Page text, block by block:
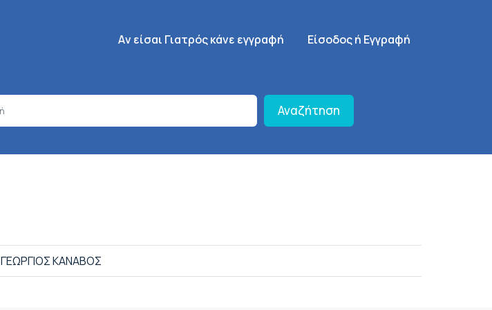
Κεντρική πλοήγηση
Aν είσαι Γιατρός κάνε εγγραφή SignUp Menu
Είσοδος ή Εγγραφή
Αναζήτηση
ΓΕΩΡΓΙΟΣ ΚΑΝΑΒΟΣ